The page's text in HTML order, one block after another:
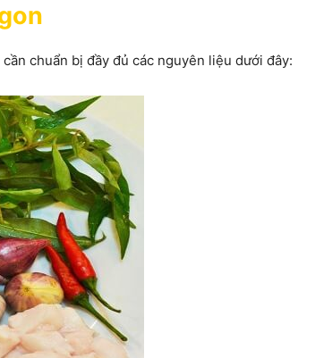
chuẩn bị đầy đủ các nguyên liệu dưới đây: